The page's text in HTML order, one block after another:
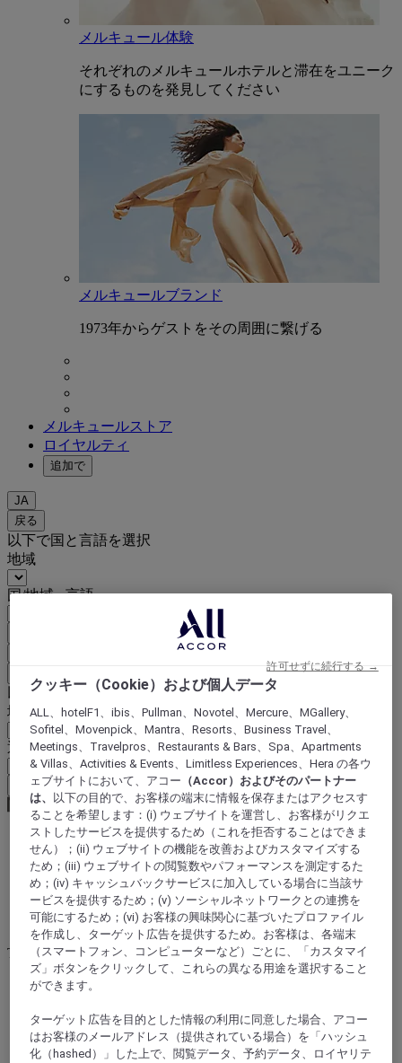
メルキュール体験
それぞれのメルキュールホテルと滞在をユニーク
にするものを発見してください
メルキュールブランド
1973年からゲストをその周囲に繋げる
メルキュールストア
ロイヤルティ
追加で
JA
戻る
以下で国と言語を選択
地域
国/地域 - 言語
以下で通貨を選択
地域
通貨
通貨を確定
World
Asia
China
SHANDONG
Tai'an
Tai'an
Mercure Tai'an Centre
クッキー（Cookie）および個人データ
ALL、hotelF1、ibis、Pullman、Novotel、Mercure、MGallery、
Sofitel、Movenpick、Mantra、Resorts、Business Travel、
Meetings、Travelpros、Restaurants & Bars、Spa、Apartments
& Villas、Activities & Events、Limitless Experiences、Hera の各ウ
ェブサイトにおいて、アコー （Accor）およびそのパートナー
は、
以下の目的で、お客様の端末に情報を保存またはアクセスす
ることを希望します：(i) ウェブサイトを運営し、お客様がリクエ
ストしたサービスを提供するため（これを拒否することはできま
せん）；(ii) ウェブサイトの機能を改善およびカスタマイズする
ため；(iii) ウェブサイトの閲覧数やパフォーマンスを測定するた
め；(iv) キャッシュバックサービスに加入している場合に当該サ
ービスを提供するため；(v) ソーシャルネットワークとの連携を
可能にするため；(vi) お客様の興味関心に基づいたプロファイル
を作成し、ターゲット広告を提供するため。お客様は、各端末
（スマートフォン、コンピューターなど）ごとに、「カスタマイ
ズ」ボタンをクリックして、これらの異なる用途を選択すること
ができます。
ターゲット広告を目的とした情報の利用に同意した場合、アコー
はお客様のメールアドレス（提供されている場合）を「ハッシュ
化（hashed）」した上で、閲覧データ、予約データ、ロイヤリテ
許可せずに続行する →